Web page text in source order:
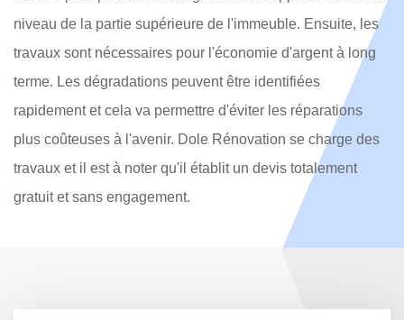
niveau de la partie supérieure de l'immeuble. Ensuite, les
travaux sont nécessaires pour l'économie d'argent à long
terme. Les dégradations peuvent être identifiées
rapidement et cela va permettre d'éviter les réparations
plus coûteuses à l'avenir. Dole Rénovation se charge des
travaux et il est à noter qu'il établit un devis totalement
gratuit et sans engagement.